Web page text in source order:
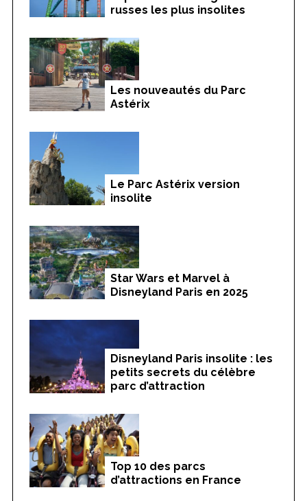
russes les plus insolites
Les nouveautés du Parc
Astérix
Le Parc Astérix version
insolite
Star Wars et Marvel à
Disneyland Paris en 2025
Disneyland Paris insolite : les
petits secrets du célèbre
parc d’attraction
Top 10 des parcs
d’attractions en France